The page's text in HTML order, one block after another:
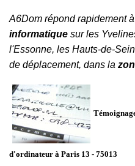
A6Dom répond rapidement
informatique sur les
l'Essonne, les Hauts-de-
de déplacement, dans la
d'ordinateur à Paris 13 - 75013